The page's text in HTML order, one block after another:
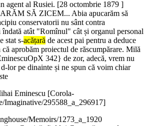
agent al Rusiei. [28 octombrie 1879 ]
SĂ ZICEM... Abia apucarăm să
conservatorii nu sânt contra
îndată atât "Romînul" cât și organul personal
stat s-acățară de acest pai pentru a deduce
că aprobăm proiectul de răscumpărare. Milă
342} de zor, adecă, vrem nu
lor pe dinainte și ne spun că voim chiar
Eminescu [Corola-
Imaginative/295588_a_296917]
Memoirs/1273_a_1920